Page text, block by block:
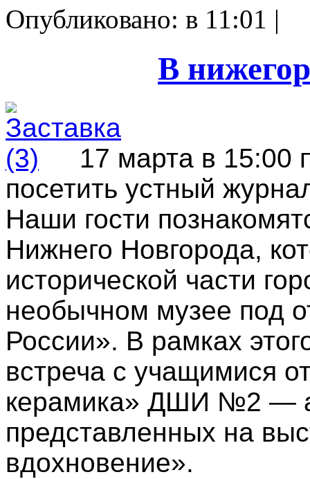
Опубликовано: в 11:01 |
В
17 марта в 15:00
посетить устный
Наши гости
Нижнего Новгорода,
исторической части
необычном музее под
России». В рамках
встреча с учащимися
керамика» ДШИ №2 —
представленных на
вдохновение».